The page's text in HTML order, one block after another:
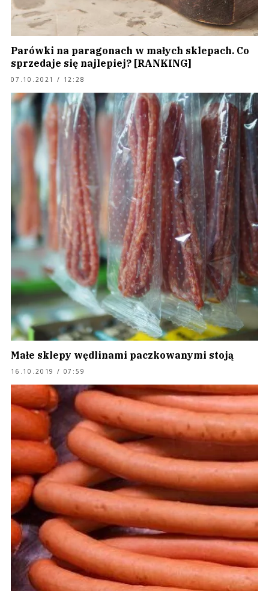
Parówki na paragonach w małych sklepach. Co
sprzedaje się najlepiej? [RANKING]
07.10.2021 / 12:28
Małe sklepy wędlinami paczkowanymi stoją
16.10.2019 / 07:59